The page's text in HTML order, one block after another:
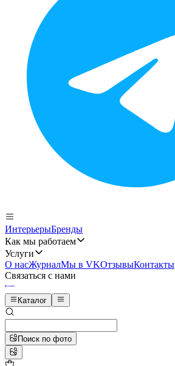
ИнтерьерыБренды
Как мы работаем
Услуги
О насЖурналМы в VKОтзывыКонтакты
Связаться с нами
Каталог
Поиск по фото